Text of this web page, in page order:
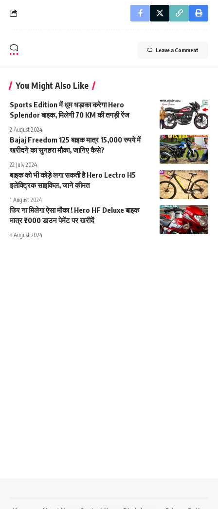
Leave a Comment
You Might Also Like
Sports Edition में धूम धड़ाका करेगा Hero
Splendor बाइक, मिलेगी 70 KM की तगड़ी रेंज
2 August 2024
Bajaj Freedom 125 बाइक मात्र 15,000 रुपये में
खरीदने का सुनहरा मौका, जानिए कैसे?
22 July 2024
बाइक को भी कोड़े लगा सकती है Hero Lectro H5
इलेक्ट्रिक साइकिल, जाने कीमत
1 August 2024
फिर ना मिलेगा ऐसा मौका ! Hero HF Deluxe बाइक
मात्र ₹7000 डाउन पेमेंट पर खरीदें
8 August 2024